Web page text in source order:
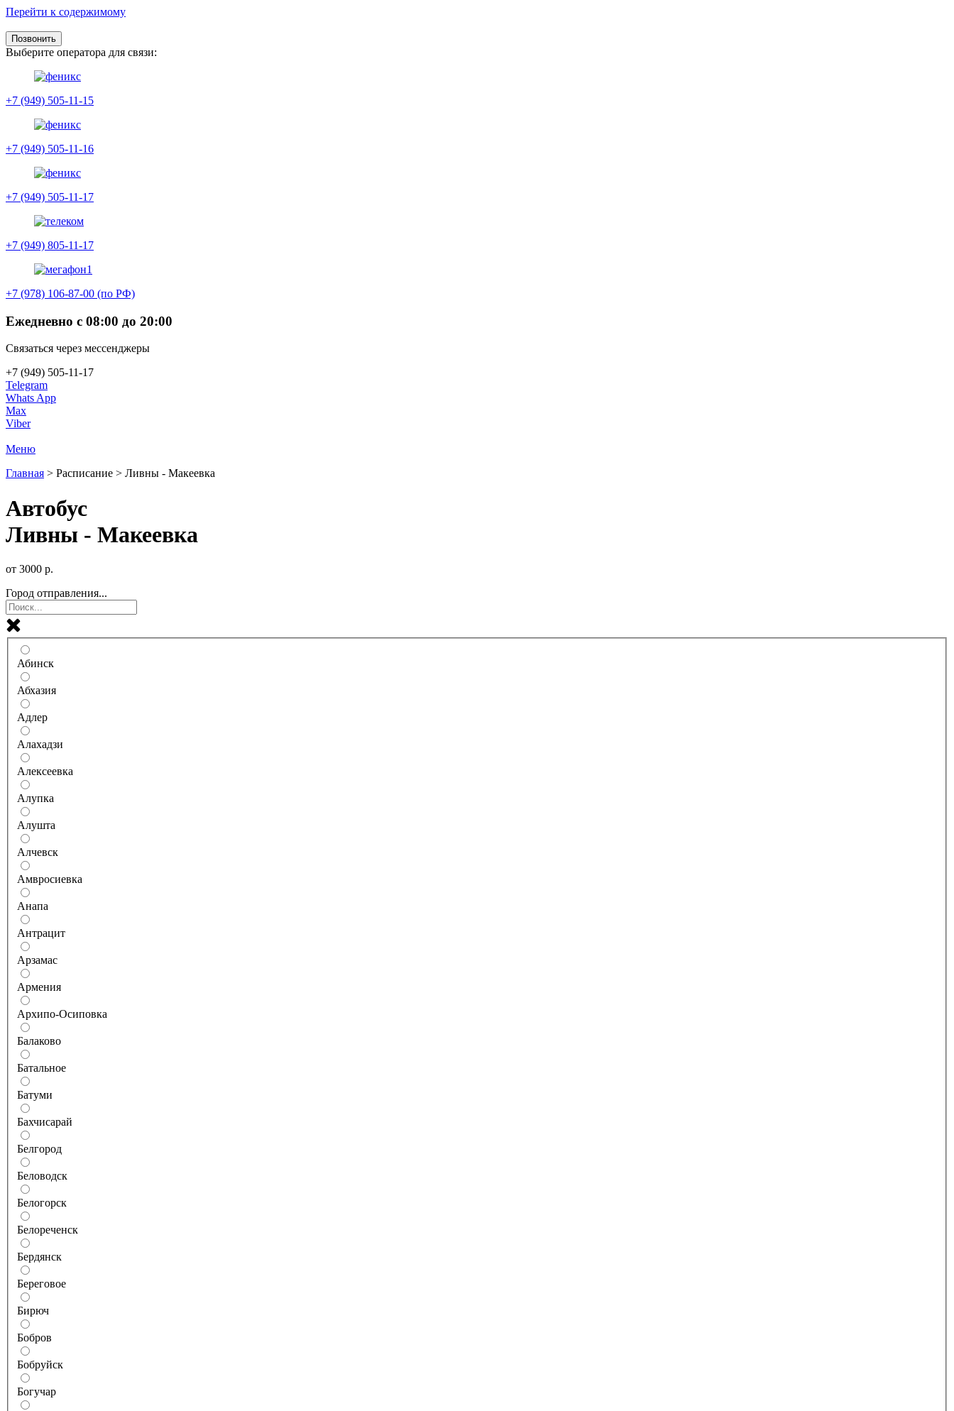
Перейти к содержимому
Позвонить
Выберите оператора для связи:
+7 (949) 505-11-15
+7 (949) 505-11-16
+7 (949) 505-11-17
+7 (949) 805-11-17
+7 (978) 106-87-00 (по РФ)
Ежедневно с 08:00 до 20:00
Связаться через мессенджеры
+7 (949) 505-11-17
Telegram
Whats App
Max
Viber
Меню
Главная > Расписание > Ливны - Макеевка
Автобус
Ливны - Макеевка
от 3000 р.
Город отправления...
Абинск
Абхазия
Адлер
Алахадзи
Алексеевка
Алупка
Алушта
Алчевск
Амвросиевка
Анапа
Антрацит
Арзамас
Армения
Архипо-Осиповка
Балаково
Батальное
Батуми
Бахчисарай
Белгород
Беловодск
Белогорск
Белореченск
Бердянск
Береговое
Бирюч
Бобров
Бобруйск
Богучар